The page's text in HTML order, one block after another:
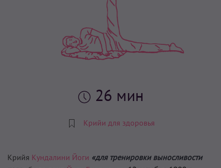
26 мин
Крийи для здоровья
Крийя Кундалини Йоги «для тренировки выносливости